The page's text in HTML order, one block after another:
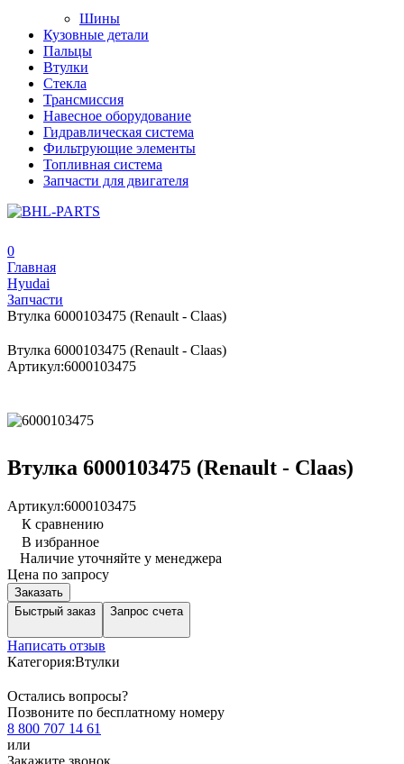
Шины
Кузовные детали
Пальцы
Втулки
Стекла
Трансмиссия
Навесное оборудование
Гидравлическая система
Фильтрующие элементы
Топливная система
Запчасти для двигателя
0
Главная
Hyudai
Запчасти
Втулка 6000103475 (Renault - Claas)
Втулка 6000103475 (Renault - Claas)
Артикул:6000103475
Втулка 6000103475 (Renault - Claas)
Артикул:6000103475
К сравнению
В избранное
Наличие уточняйте у менеджера
Цена по запросу
Заказать
Быстрый заказ
Запрос счета
Написать отзыв
Категория:Втулки
Остались вопросы?
Позвоните по бесплатному номеру
8 800 707 14 61
или
Закажите звонок